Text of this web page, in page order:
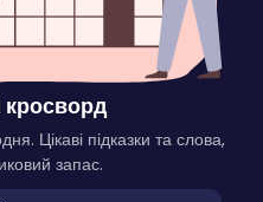
Цікаві підказки та слова,
запас.